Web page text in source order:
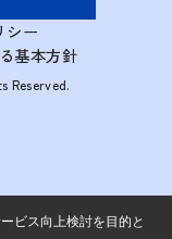
シー
基本方針
Reserved.
ビス向上検討を目的と